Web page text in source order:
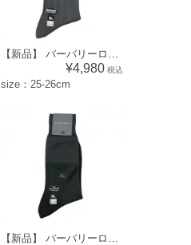
【新品】 バーバリーロンドン BURBERRY LONDON メンズ 靴下 ソックス （模様×ワンポイント柄）ダークグレー系 [size:25-26cm] 52582
¥4,980 税込
size：25-26cm
【新品】 バーバリーロンドン BURBERRY LONDON メンズ 靴下 ソックス （ドット×ワンポイント柄）ブラック系 [size:25-26cm] 52580